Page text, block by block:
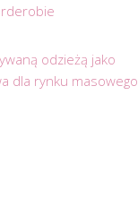
odzieżą jako
dla rynku masowego